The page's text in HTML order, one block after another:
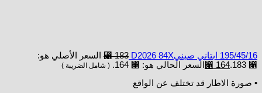
195/45/16 ابتاني صينيD2026 84X ⃁183
السعر الأصلي هو:
⃁ 183.
⃁ 164 السعر الحالي هو: ⃁ 164. ( شامل الضريبة )
• صورة الاطار قد تختلف عن الواقع